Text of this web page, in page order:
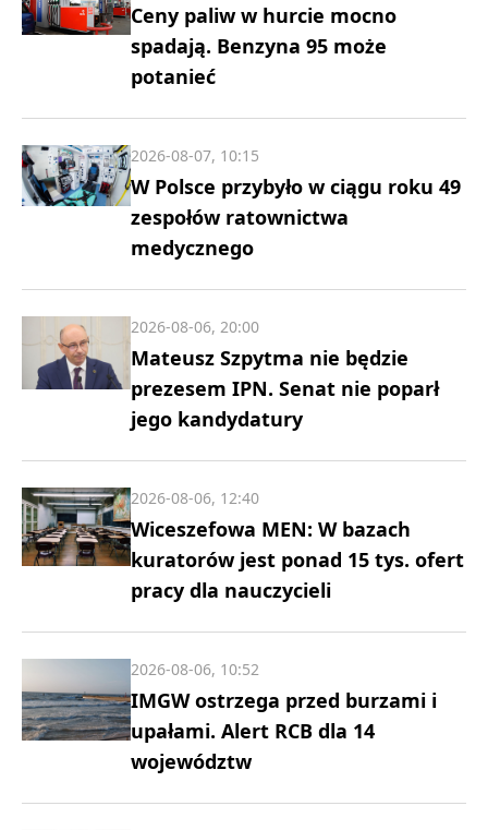
Ceny paliw w hurcie mocno
spadają. Benzyna 95 może
potanieć
W Polsce przybyło w ciągu roku 49
zespołów ratownictwa
medycznego
2026-08-07, 10:15
Mateusz Szpytma nie będzie
prezesem IPN. Senat nie poparł
jego kandydatury
2026-08-06, 20:00
Wiceszefowa MEN: W bazach
kuratorów jest ponad 15 tys. ofert
pracy dla nauczycieli
2026-08-06, 12:40
IMGW ostrzega przed burzami i
upałami. Alert RCB dla 14
województw
2026-08-06, 10:52